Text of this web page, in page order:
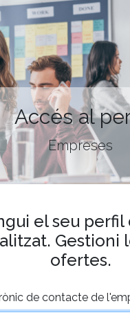
Accés al
Empreses
el seu perfil
Gestioni
ofertes.
de contacte de